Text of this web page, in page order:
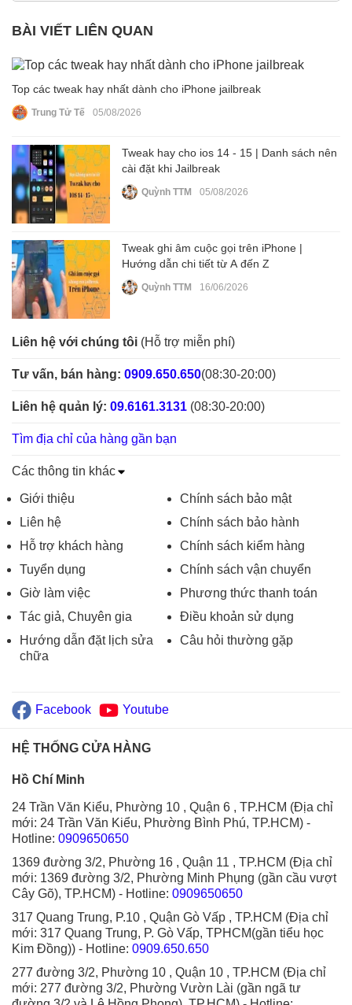
BÀI VIẾT LIÊN QUAN
Top các tweak hay nhất dành cho iPhone jailbreak
Trung Tử Tế 05/08/2026
Tweak hay cho ios 14 - 15 | Danh sách nên
cài đặt khi Jailbreak
Quỳnh TTM 05/08/2026
Tweak ghi âm cuộc gọi trên iPhone |
Hướng dẫn chi tiết từ A đến Z
Quỳnh TTM 16/06/2026
Liên hệ với chúng tôi (Hỗ trợ miễn phí)
Tư vấn, bán hàng: 0909.650.650(08:30-20:00)
Liên hệ quản lý: 09.6161.3131 (08:30-20:00)
Tìm địa chỉ của hàng gần bạn
Các thông tin khác
Giới thiệu
Liên hệ
Hỗ trợ khách hàng
Tuyển dụng
Giờ làm việc
Tác giả, Chuyên gia
Hướng dẫn đặt lịch sửa
chữa
Chính sách bảo mật
Chính sách bảo hành
Chính sách kiểm hàng
Chính sách vận chuyển
Phương thức thanh toán
Điều khoản sử dụng
Câu hỏi thường gặp
Facebook Youtube
HỆ THỐNG CỬA HÀNG
Hồ Chí Minh
24 Trần Văn Kiểu, Phường 10 , Quận 6 , TP.HCM (Địa chỉ
mới: 24 Trần Văn Kiểu, Phường Bình Phú, TP.HCM) -
Hotline: 0909650650
1369 đường 3/2, Phường 16 , Quận 11 , TP.HCM (Địa chỉ
mới: 1369 đường 3/2, Phường Minh Phụng (gần cầu vượt
Cây Gõ), TP.HCM) - Hotline: 0909650650
317 Quang Trung, P.10 , Quận Gò Vấp , TP.HCM (Địa chỉ
mới: 317 Quang Trung, P. Gò Vấp, TPHCM(gần tiểu học
Kim Đồng)) - Hotline: 0909.650.650
277 đường 3/2, Phường 10 , Quận 10 , TP.HCM (Địa chỉ
mới: 277 đường 3/2, Phường Vườn Lài (gần ngã tư